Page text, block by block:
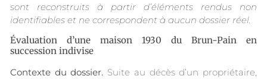
sont reconstruits à partir d’éléments rendus non
identifiables et ne correspondent à aucun dossier réel.
Évaluation d’une maison 1930 du Brun-Pain en
succession indivise
Contexte du dossier. Suite au décès d’un propriétaire,